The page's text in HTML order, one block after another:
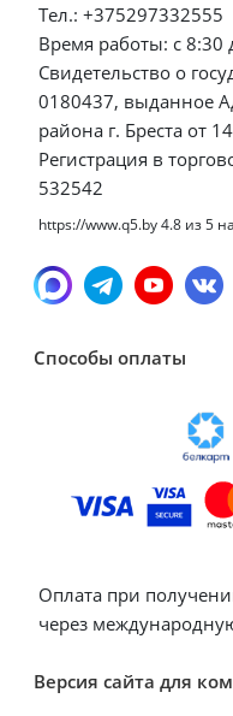
Тел.: +375297332555
Время работы: с 8:30
Свидетельство о
0180437, выданное
района г. Бреста от
Регистрация в
532542
https://www.q5.by4.8 из5
Способы оплаты
Оплата при
через
Версия сайта для